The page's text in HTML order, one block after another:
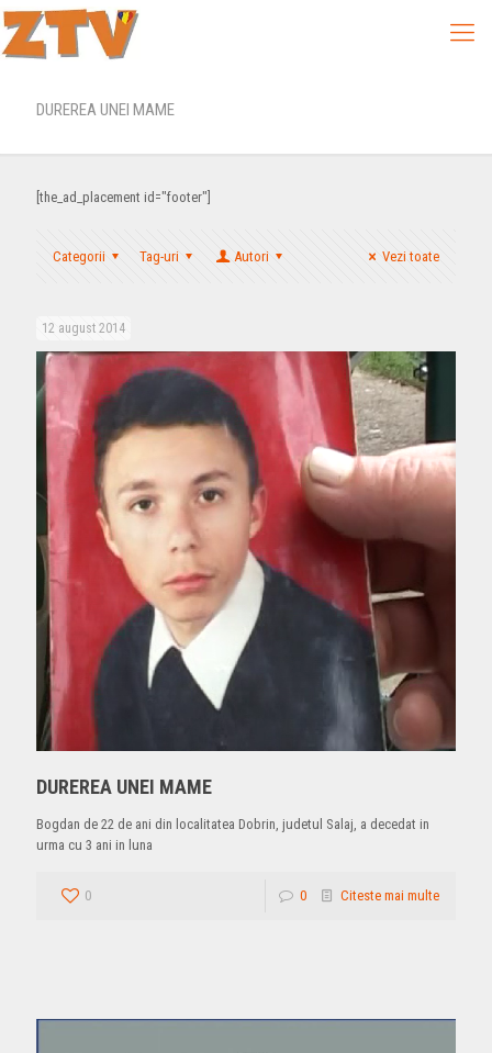
DUREREA UNEI MAME
[the_ad_placement id="footer"]
Categorii Tag-uri Autori Vezi toate
12 august 2014
DUREREA UNEI MAME
Bogdan de 22 de ani din localitatea Dobrin, judetul Salaj, a decedat in
urma cu 3 ani in luna
0 0 Citeste mai multe